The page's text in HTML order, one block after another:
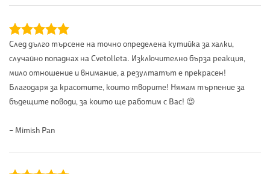
След дълго търсене на точно определена кутийка за халки,
случайно попаднах на Cvetolleta. Изключително бърза реакция,
мило отношение и внимание, а резултатът е прекрасен!
Благодаря за красотите, които творите! Нямам търпение за
бъдещите поводи, за които ще работим с Вас! 😍
– Mimish Pan